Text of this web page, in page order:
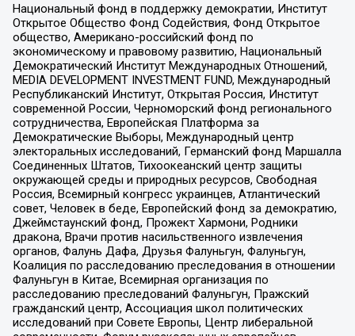
Национальный фонд в поддержку демократии, Институт
Открытое Общество Фонд Содействия, Фонд Открытое
общество, Американо-российский фонд по
экономическому и правовому развитию, Национальный
Демократический Институт Международных Отношений,
MEDIA DEVELOPMENT INVESTMENT FUND, Международный
Республиканский Институт, Открытая Россия, Институт
современной России, Черноморский фонд регионального
сотрудничества, Европейская Платформа за
Демократические Выборы, Международный центр
электоральных исследований, Германский фонд Маршалла
Соединенных Штатов, Тихоокеанский центр защиты
окружающей среды и природных ресурсов, Свободная
Россия, Всемирный конгресс украинцев, Атлантический
совет, Человек в беде, Европейский фонд за демократию,
Джеймстаунский фонд, Прожект Хармони, Родники
дракона, Врачи против насильственного извлечения
органов, Фалунь Дафа, Друзья Фалуньгун, Фалуньгун,
Коалиция по расследованию преследования в отношении
Фалуньгун в Китае, Всемирная организация по
расследованию преследований Фалуньгун, Пражский
гражданский центр, Ассоциация школ политических
исследований при Совете Европы, Центр либеральной